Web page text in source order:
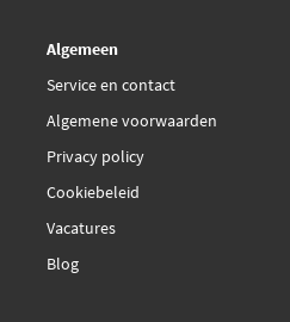
Algemeen
Service en contact
Algemene voorwaarden
Privacy policy
Cookiebeleid
Vacatures
Blog